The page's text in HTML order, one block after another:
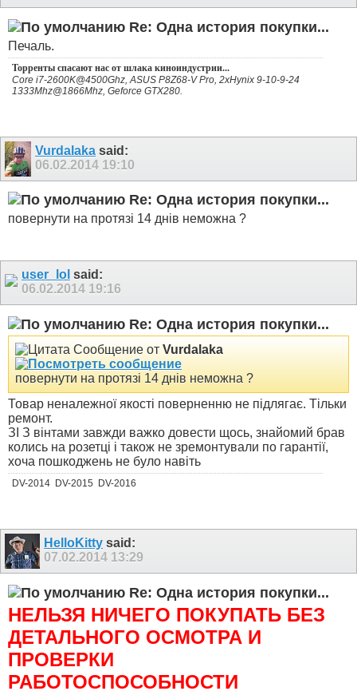
Re: Одна история покупки...
Печаль.
Торренты спасают нас от шлака киноиндустрии...
Core i7-2600K@4500Ghz, ASUS P8Z68-V Pro, 2xHynix 9-10-9-24
1333Mhz@1866Mhz, Geforce GTX280.
Vurdalaka said:
06.02.2014 19:10
Re: Одна история покупки...
повернути на протязі 14 днів неможна ?
user_lol said:
06.02.2014 19:16
Re: Одна история покупки...
Сообщение от Vurdalaka
повернути на протязі 14 днів неможна ?
Товар неналежної якості поверненню не підлягає. Тільки
ремонт.
ЗІ З вінтами завжди важко довести щось, знайомий брав
колись на розетці і також не зремонтували по гарантії,
хоча пошкоджень не було навіть
DV-2014 DV-2015 DV-2016
HelloKitty said:
07.02.2014 13:29
Re: Одна история покупки...
НЕЛЬЗЯ НИЧЕГО ПОКУПАТЬ БЕЗ
ДЕТАЛЬНОГО ОСМОТРА И
ПРОВЕРКИ
РАБОТОСПОСОБНОСТИ